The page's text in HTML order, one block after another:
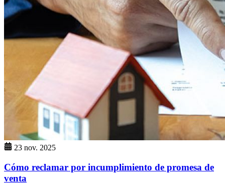
23 nov. 2025
Cómo reclamar por incumplimiento de promesa de
venta